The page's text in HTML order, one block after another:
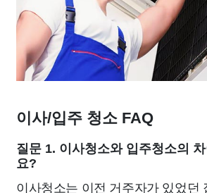
이사/입주 청소 FAQ
질문 1. 이사청소와 입주청소의
요?
이사청소는 이전 거주자가 있었던